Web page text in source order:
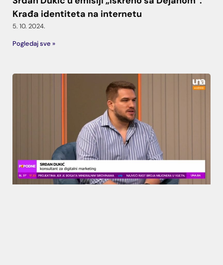
Krađa identiteta na internetu
5. 10. 2024.
Pogledaj sve »